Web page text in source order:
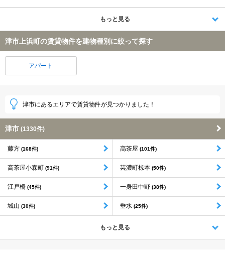
もっと見る
津市上浜町の賃貸物件を建物種別に絞って探す
アパート
津市にあるエリアで賃貸物件が見つかりました！
津市 (1330件)
藤方 (168件) 高茶屋 (101件)
高茶屋小森町 (91件) 芸濃町椋本 (50件)
江戸橋 (45件) 一身田中野 (38件)
城山 (30件) 垂水 (25件)
もっと見る